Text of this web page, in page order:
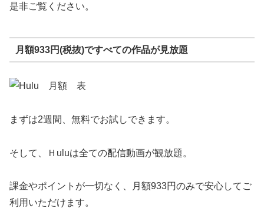
是非ご覧ください。
月額933円(税抜)ですべての作品が見放題
まずは2週間、無料でお試しできます。
そして、Ｈuluは全ての配信動画が観放題。
課金やポイントが一切なく、月額933円のみで安心してご
利用いただけます。